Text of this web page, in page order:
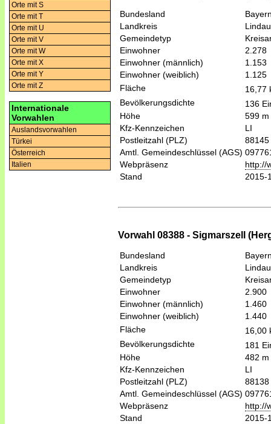
Orte mit S
Orte mit T
Orte mit U
Orte mit V
Orte mit W
Orte mit X
Orte mit Y
Orte mit Z
Internationale
Vorwahlen
Auslandsvorwahlen
Türkei
Österreich
Italien
Bundesland
Landkreis
Gemeindetyp
Einwohner
2.278
Einwohner (männlich)
1.153
Einwohner (weiblich)
1.125
Fläche
16,77
Bevölkerungsdichte
136
Höhe
599 m
Kfz-Kennzeichen
LI
Postleitzahl (PLZ)
88145
Amtl. Gemeindeschlüssel (AGS)
Webpräsenz
http://
Stand
2015-
Vorwahl 08388 - Sigmarszell
Bundesland
Landkreis
Gemeindetyp
Einwohner
2.900
Einwohner (männlich)
1.460
Einwohner (weiblich)
1.440
Fläche
16,00
Bevölkerungsdichte
181
Höhe
482 m
Kfz-Kennzeichen
LI
Postleitzahl (PLZ)
88138
Amtl. Gemeindeschlüssel (AGS)
Webpräsenz
http://
Stand
2015-